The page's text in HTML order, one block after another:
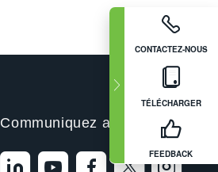
CONTACTEZ-NOUS
TÉLÉCHARGER
FEEDBACK
Communiquez avec nous